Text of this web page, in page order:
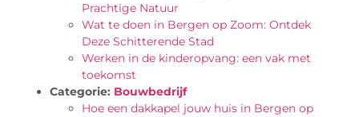
Prachtige Natuur
Wat te doen in Bergen op Zoom: Ontdek
Deze Schitterende Stad
Werken in de kinderopvang: een vak met
toekomst
Categorie: Bouwbedrijf
Hoe een dakkapel jouw huis in Bergen op